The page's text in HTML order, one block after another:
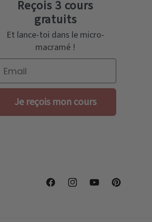
Reçois 3 cours
gratuits
Et lance-toi dans le micro-
macramé !
Email
Je reçois mon cours
FacebookInstagramYouTubePinterest